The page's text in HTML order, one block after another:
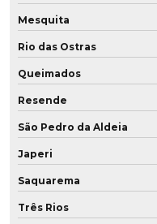
Fábrica de chapas de
Fábrica placa poliuretano
Fábrica de placa de pu
Fábrica de poliuretano
Fábrica de poliuretano
Fábrica de poliuretano
Mesquita
Rio das Ostras
Queimados
Resende
São Pedro da Aldeia
Japeri
Saquarema
Três Rios